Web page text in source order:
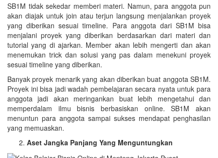
SB1M tidak sekedar memberi materi. Namun, para anggota pun
akan diajak untuk join atau terjun langsung menjalankan proyek
yang diberikan sesuai timeline. Para anggota dari SB1M bisa
menjalani proyek yang diberikan berdasarkan dari materi dan
tutorial yang di ajarkan. Member akan lebih mengerti dan akan
menemukan trick dan solusi yang pas dalam menekuni proyek
sesuai timeline yang diberikan.
Banyak proyek menarik yang akan diberikan buat anggota SB1M.
Proyek ini bisa jadi wadah pembelajaran secara nyata untuk para
anggota jadi akan meringankan buat lebih mengetahui dan
memperdalam ilmu bisnis berbasiskan online. SB1M akan
menuntun para anggota sampai sukses mendapat penghasilan
yang memuaskan.
Aset Jangka Panjang Yang Menguntungkan